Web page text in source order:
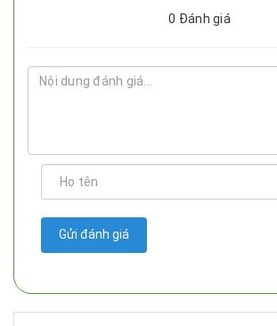
0 Đánh giá
Gửi đánh giá